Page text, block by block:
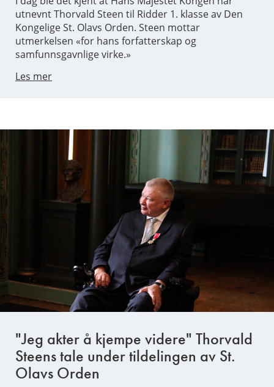
utnevnt Thorvald Steen til Ridder 1. klasse av Den
Kongelige St. Olavs Orden. Steen mottar
utmerkelsen «for hans forfatterskap og
samfunnsgavnlige virke.»
Les mer
"Jeg akter å kjempe videre" Thorvald
Steens tale under tildelingen av St.
Olavs Orden